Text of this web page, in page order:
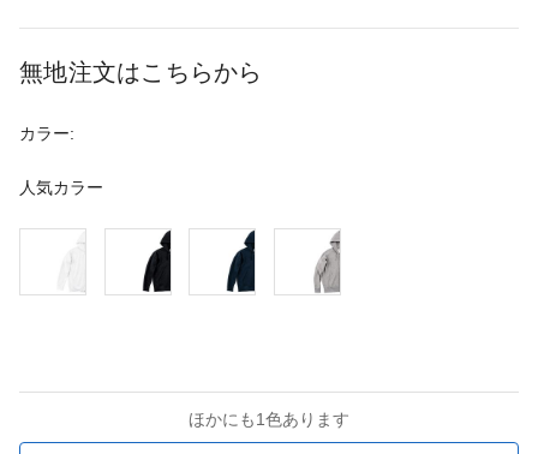
無地注文はこちらから
カラー:
人気カラー
ほかにも1色あります